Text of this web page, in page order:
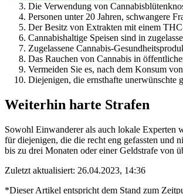
Die Verwendung von
Personen unter 20 Jahren, schwangere
Der Besitz von Extrakten mit einem
Cannabishaltige Speisen sind in
Zugelassene Cannabis-
Das Rauchen von Cannabis in
Vermeiden Sie es, nach dem Konsum
Diejenigen, die ernsthafte unerwünschte
Weiterhin harte Strafen
Sowohl Einwanderer als auch lokale Experten
für diejenigen, die die recht eng gefassten und
bis zu drei Monaten oder einer Geldstrafe von
Zuletzt aktualisiert: 26.04.2023, 14:36
*Dieser Artikel entspricht dem Stand zum